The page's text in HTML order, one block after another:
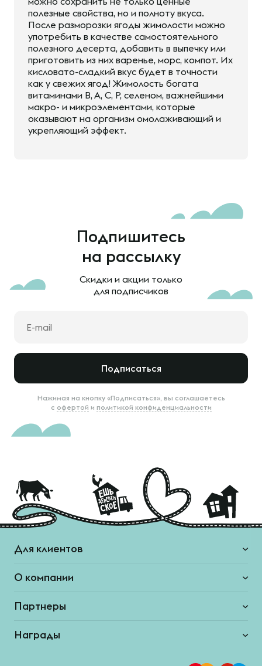
полезные свойства, но и полноту вкуса.
После разморозки ягоды жимолости можно
употребить в качестве самостоятельного
полезного десерта, добавить в выпечку или
приготовить из них варенье, морс, компот. Их
кисловато-сладкий вкус будет в точности
как у свежих ягод! Жимолость богата
витаминами B, A, C, P, селеном, важнейшими
макро- и микроэлементами, которые
оказывают на организм омолаживающий и
укрепляющий эффект.
Подпишитесь
на рассылку
Скидки и акции только
для подписчиков
Подписаться
Нажимая на кнопку «Подписаться», вы соглашаетесь
с офертой и политикой конфиденциальности
Для клиентов
О компании
Партнеры
Награды